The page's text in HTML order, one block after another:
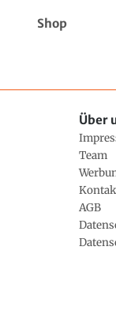
Shop
Über
Team
AGB